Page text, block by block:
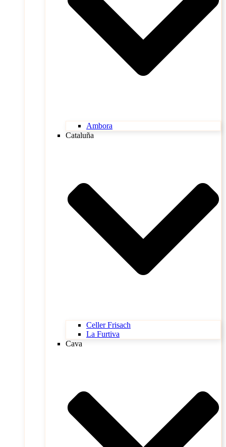
Ambora
Cataluña
Celler Frisach
La Furtiva
Cava